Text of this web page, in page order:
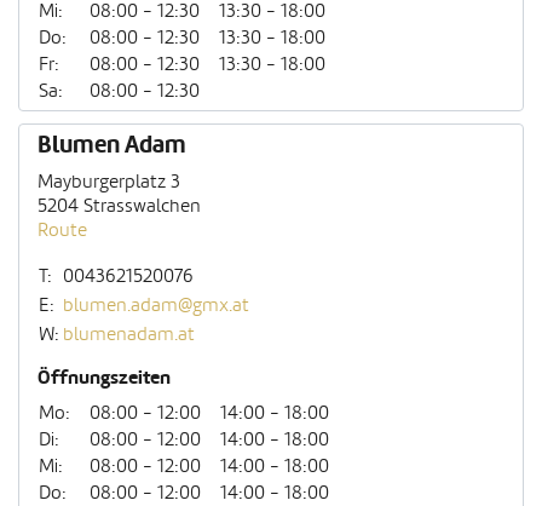
Mi:
08:00 - 12:30
13:30 - 18:00
Do:
08:00 - 12:30
13:30 - 18:00
Fr:
08:00 - 12:30
13:30 - 18:00
Sa:
08:00 - 12:30
Blumen Adam
Mayburgerplatz 3
5204 Strasswalchen
Route
T:
0043621520076
E: blumen.adam@gmx.at
W: blumenadam.at
Öffnungszeiten
Mo: 08:00 - 12:00
14:00 - 18:00
Di:
08:00 - 12:00
14:00 - 18:00
Mi:
08:00 - 12:00
14:00 - 18:00
Do:
08:00 - 12:00
14:00 - 18:00